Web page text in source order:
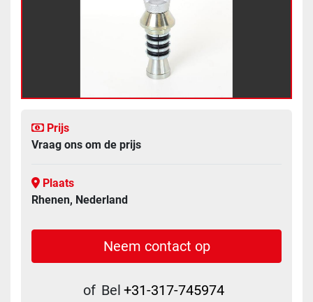
Prijs
Vraag ons om de prijs
Plaats
Rhenen, Nederland
Neem contact op
of Bel +31-317-745974